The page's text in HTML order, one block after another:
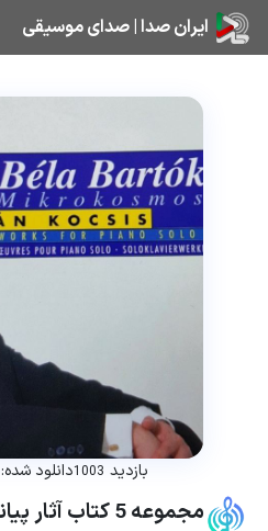
ایران صدا | صدای موسیقی
بازدید 1003دانلود شده:
مجموعه 5 کتاب آثار پیانویی بارتوک کتاب 6